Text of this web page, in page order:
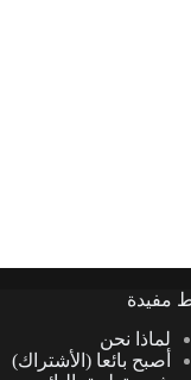
مفيدة
لماذا نحن
أصبح بائعا (الأشتراك)